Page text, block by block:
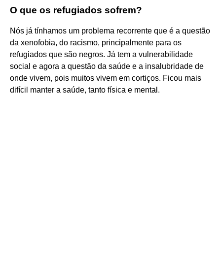
O que os refugiados sofrem?
Nós já tínhamos um problema recorrente que é a questão
da xenofobia, do racismo, principalmente para os
refugiados que são negros. Já tem a vulnerabilidade
social e agora a questão da saúde e a insalubridade de
onde vivem, pois muitos vivem em cortiços. Ficou mais
difícil manter a saúde, tanto física e mental.